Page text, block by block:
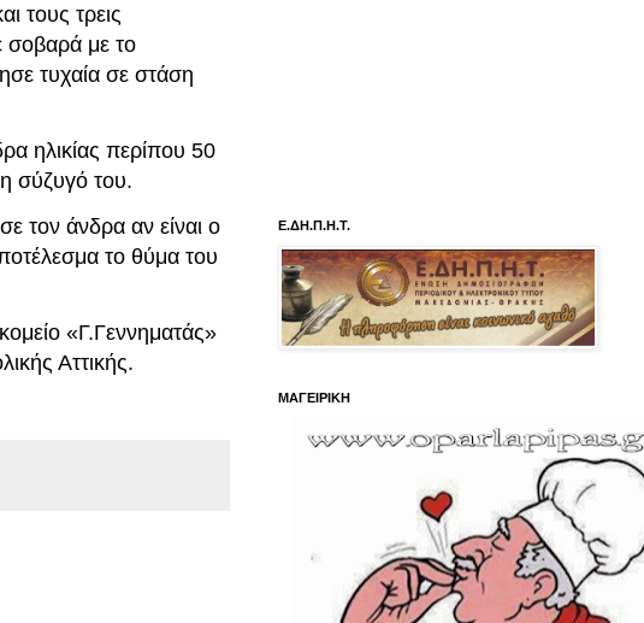
τους τρεις
σοβαρά με το
τυχαία σε στάση
ηλικίας περίπου 50
σύζυγό του.
τον άνδρα αν είναι ο
το θύμα του
«Γ.Γεννηματάς»
Αττικής.
Ε.ΔΗ.Π.Η.Τ.
ΜΑΓΕΙΡΙΚΗ